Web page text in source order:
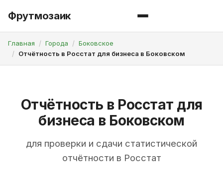
Фрутмозаик
Главная Города
Боковское
Отчётность в Росстат для бизнеса в Боковском
Отчётность в Росстат для
бизнеса в Боковском
для проверки и сдачи статистической
отчётности в Росстат